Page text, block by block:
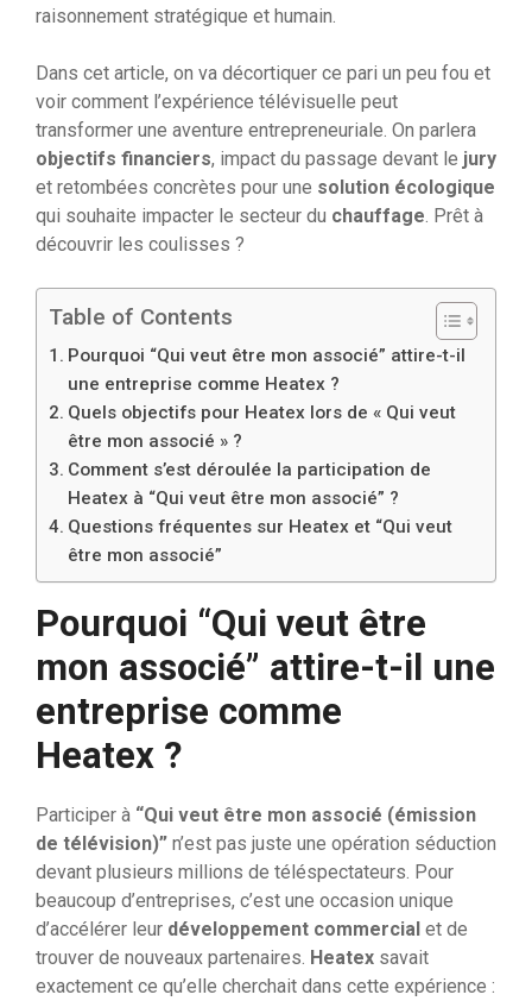
raisonnement stratégique et humain.
Dans cet article, on va décortiquer ce pari un peu fou et
voir comment l’expérience télévisuelle peut
transformer une aventure entrepreneuriale. On parlera
objectifs financiers, impact du passage devant le jury
et retombées concrètes pour une solution écologique
qui souhaite impacter le secteur du chauffage . Prêt à
découvrir les coulisses ?
Table of Contents
Pourquoi “Qui veut être mon associé” attire-t-il
une entreprise comme Heatex ?
Quels objectifs pour Heatex lors de « Qui veut
être mon associé » ?
Comment s’est déroulée la participation de
Heatex à “Qui veut être mon associé” ?
Questions fréquentes sur Heatex et “Qui veut
être mon associé”
Pourquoi “Qui veut être
mon associé” attire-t-il une
entreprise comme
Heatex ?
Participer à “Qui veut être mon associé (émission
de télévision)” n’est pas juste une opération séduction
devant plusieurs millions de téléspectateurs. Pour
beaucoup d’entreprises, c’est une occasion unique
d’accélérer leur développement commercial et de
trouver de nouveaux partenaires. Heatex savait
exactement ce qu’elle cherchait dans cette expérience :